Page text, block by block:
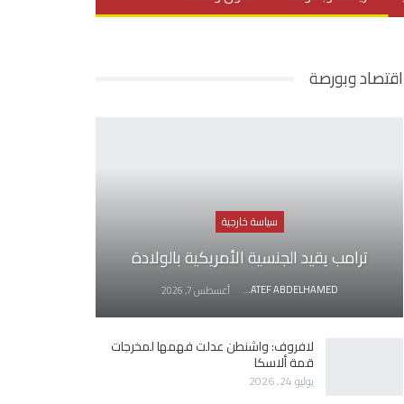
اقتصاد وبورصة
سياسة خارجية
ترامب يقيد الجنسية الأمريكية بالولادة
AWATEF ABDELHAMED أغسطس 7, 2026
لافروف: واشنطن عدلت فهمها لمخرجات
قمة ألاسكا
يوليو 24, 2026